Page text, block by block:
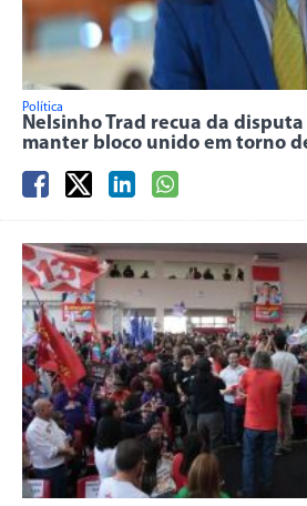
Política
Nelsinho Trad recua da
manter bloco unido em torno